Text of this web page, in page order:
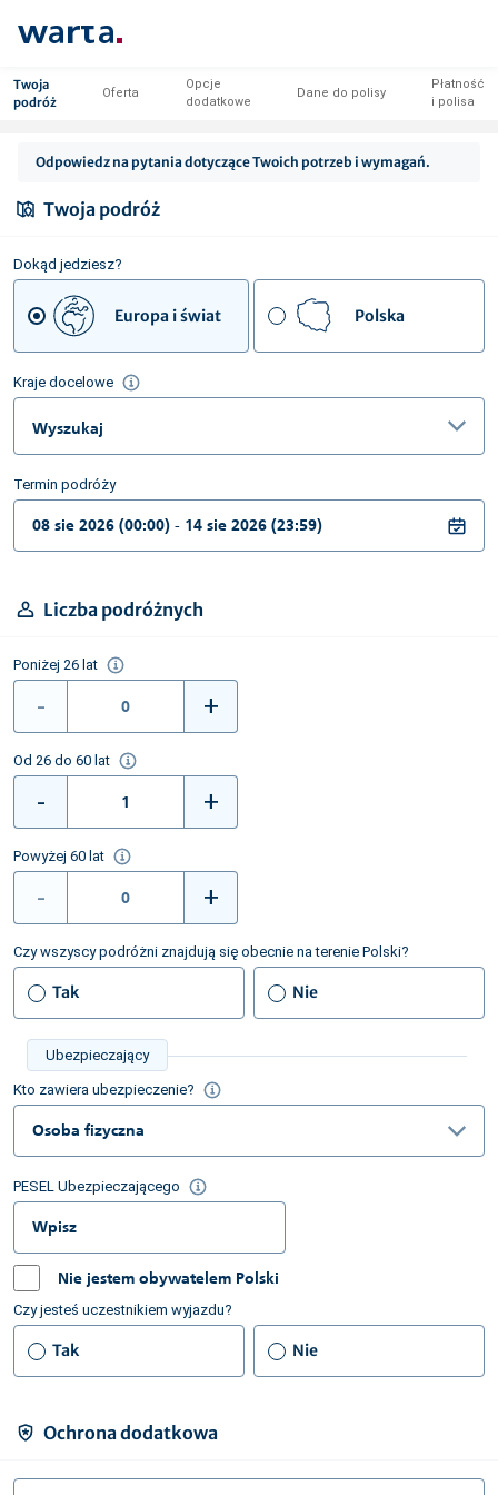
Twoja
podróż
Oferta
Opcje
dodatkowe
Dane do polisy
Płatność
i polisa
Odpowiedz na pytania dotyczące Twoich potrzeb i wymagań.
Twoja podróż
Dokąd jedziesz?
Europa i świat Polska
Kraje docelowe
Wyszukaj
Termin podróży
Liczba podróżnych
Poniżej 26 lat
- +
Od 26 do 60 lat
- +
Powyżej 60 lat
- +
Czy wszyscy podróżni znajdują się obecnie na terenie Polski?
Tak Nie
Ubezpieczający
Kto zawiera ubezpieczenie?
Osoba fizyczna
PESEL Ubezpieczającego
Nie jestem obywatelem Polski
Czy jesteś uczestnikiem wyjazdu?
Tak Nie
Ochrona dodatkowa